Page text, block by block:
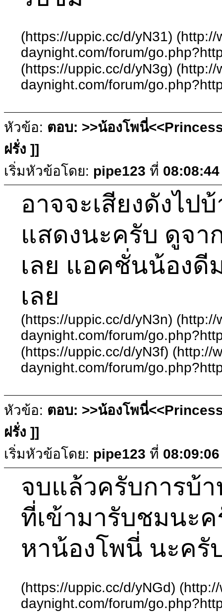
(https://uppic.cc/d/yN31) (http://
daynight.com/forum/
(https://uppic.cc/d/yN3g) (http://
daynight.com/forum/
หัวข้อ: ตอบ: >>น้องโพนี่
ฝรั่ง ]]
เริ่มหัวข้อโดย: pipe123 ที่
อาจจะเสียงดังไป
แสดงนะครับ ดูจ
เลย แอคชั่นน้องดี
เลย
(https://uppic.cc/d/yN3n) (http://
daynight.com/forum/
(https://uppic.cc/d/yN3f) (http://
daynight.com/forum/
หัวข้อ: ตอบ: >>น้องโพนี่
ฝรั่ง ]]
เริ่มหัวข้อโดย: pipe123 ที่
จบแล้วครับการบ้
ที่เข้ามารับชมนะ
หาน้องโพนี่ นะครั
(https://uppic.cc/d/yNGd)
daynight.com/forum/